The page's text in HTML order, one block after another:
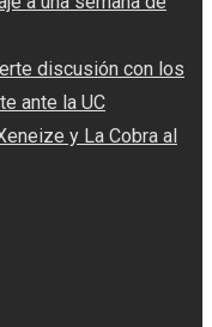
discusión con los
ante la UC
y La Cobra al